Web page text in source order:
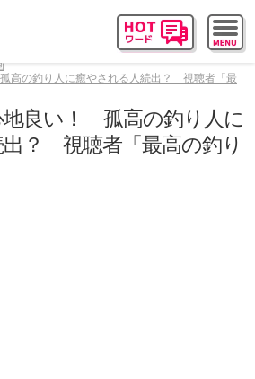
高の釣り人に癒やされる人続出？ 視聴者「最
地良い！ 孤高の釣り人に
？ 視聴者「最高の釣り